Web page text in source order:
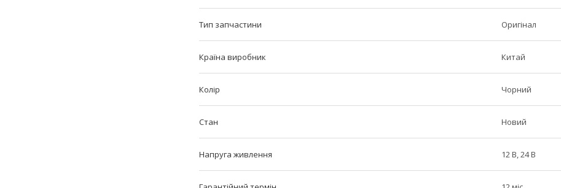
Тип запчастини Оригінал
Країна виробник Китай
Колір Чорний
Стан Новий
Напруга живлення 12 В, 24 В